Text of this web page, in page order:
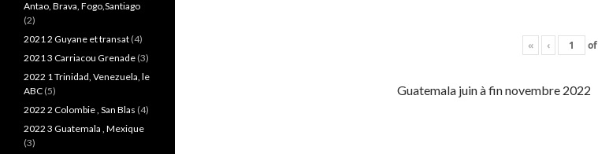
« ‹ of
Guatemala juin à fin novembre 2022
Antao, Brava, Fogo,Santiago
(2)
2021 2 Guyane et transat (4)
2021 3 Carriacou Grenade (3)
2022 1 Trinidad, Venezuela, le
ABC (5)
2022 2 Colombie , San Blas (4)
2022 3 Guatemala , Mexique
(3)